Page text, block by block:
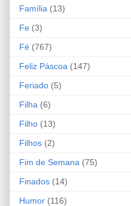
Família (13)
Fe (3)
Fé (767)
Feliz Páscoa (147)
Feriado (5)
Filha (6)
Filho (13)
Filhos (2)
Fim de Semana (75)
Finados (14)
Humor (116)